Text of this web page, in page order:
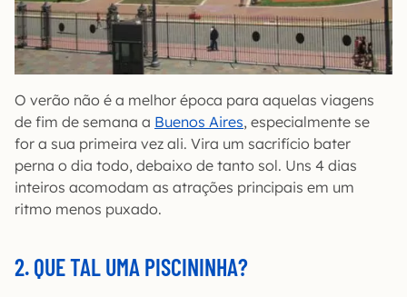
O verão não é a melhor época para aquelas viagens
de fim de semana a Buenos Aires, especialmente se
for a sua primeira vez ali. Vira um sacrifício bater
perna o dia todo, debaixo de tanto sol. Uns 4 dias
inteiros acomodam as atrações principais em um
ritmo menos puxado.
2. QUE TAL UMA PISCININHA?